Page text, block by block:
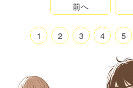
前へ
1 2 3 4 5